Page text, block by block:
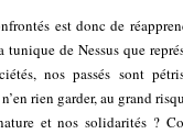
est donc de
tunique de Nessus que
nos passés sont
rien garder, au grand
et nos solidarités ?